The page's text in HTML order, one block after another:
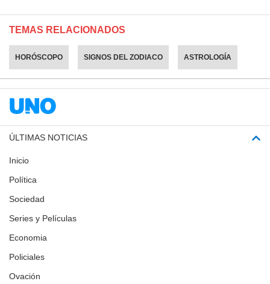
TEMAS RELACIONADOS
HORÓSCOPO SIGNOS DEL ZODIACO ASTROLOGÍA
ÚLTIMAS NOTICIAS
Inicio
Política
Sociedad
Series y Películas
Economia
Policiales
Ovación